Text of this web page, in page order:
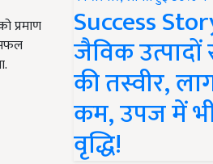
प्रमाण
Success
जैविक
की तस्वीर,
कम, उपज में
वृद्धि!